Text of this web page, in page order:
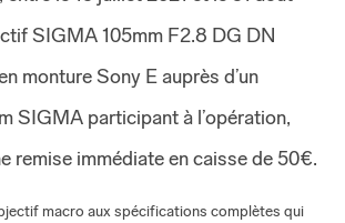
SIGMA 105mm F2.8 DG DN
monture Sony E auprès d’un
SIGMA participant à l’opération,
remise immédiate en caisse de 50€.
macro aux spécifications complètes qui